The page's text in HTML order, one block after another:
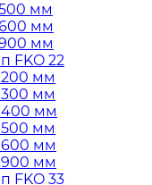
мм
мм
мм
FKO 22
200 мм
300 мм
400 мм
500 мм
600 мм
900 мм
FKO 33